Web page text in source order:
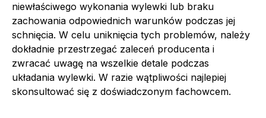
niewłaściwego wykonania wylewki lub braku
zachowania odpowiednich warunków podczas jej
schnięcia. W celu uniknięcia tych problemów, należy
dokładnie przestrzegać zaleceń producenta i
zwracać uwagę na wszelkie detale podczas
układania wylewki. W razie wątpliwości najlepiej
skonsultować się z doświadczonym fachowcem.